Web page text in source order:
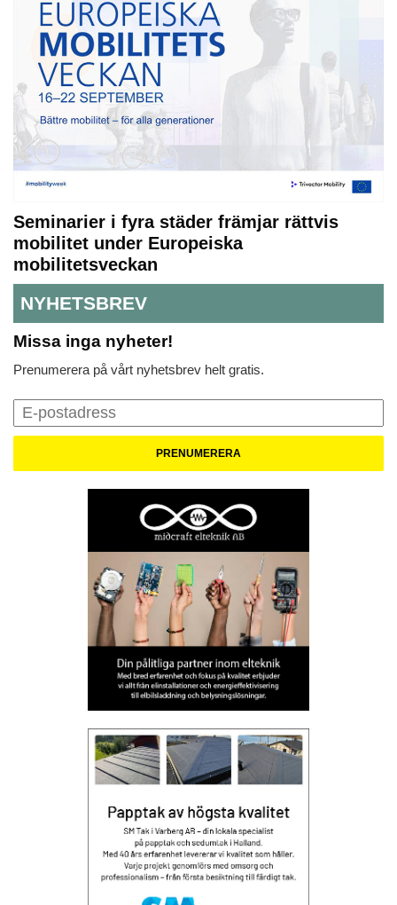
Seminarier i fyra städer främjar rättvis
mobilitet under Europeiska
mobilitetsveckan
NYHETSBREV
Missa inga nyheter!
Prenumerera på vårt nyhetsbrev helt gratis.